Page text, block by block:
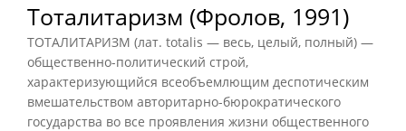
Тоталитаризм (Фролов, 1991)
ТОТАЛИТАРИЗМ (лат. totalis — весь, целый, полный) —
общественно-политический строй,
характеризующийся всеобъемлющим деспотическим
вмешательством авторитарно-бюрократического
государства во все проявления жизни общественного